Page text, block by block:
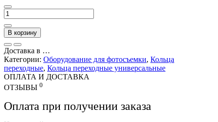
В корзину
Доставка в …
Категории: Оборудование для фотосъемки, Кольца
переходные, Кольца переходные универсальные
ОПЛАТА И ДОСТАВКА
ОТЗЫВЫ 0
Оплата при получении заказа